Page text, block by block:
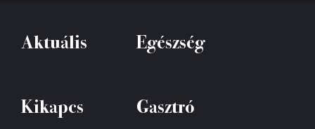
Aktuális Egészség
Kikapcs Gasztró